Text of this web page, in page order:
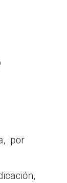
por